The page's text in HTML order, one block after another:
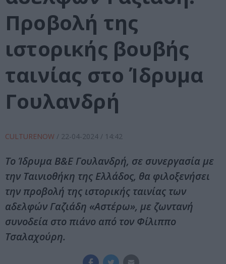
Προβολή της
ιστορικής βουβής
ταινίας στο Ίδρυμα
Γουλανδρή
CULTURENOW / 22-04-2024 / 14:42
Το Ίδρυμα Β&Ε Γουλανδρή, σε συνεργασία με
την Ταινιοθήκη της Ελλάδος, θα φιλοξενήσει
την προβολή της ιστορικής ταινίας των
αδελφών Γαζιάδη «Αστέρω», με ζωντανή
συνοδεία στο πιάνο από τον Φίλιππο
Τσαλαχούρη.